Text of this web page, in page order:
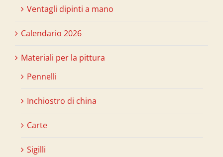
Ventagli dipinti a mano
Calendario 2026
Materiali per la pittura
Pennelli
Inchiostro di china
Carte
Sigilli